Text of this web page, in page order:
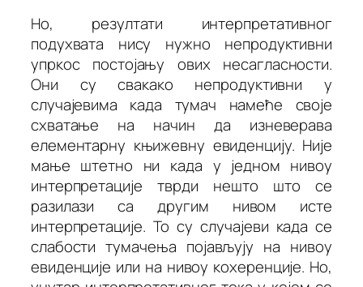
Но, резултати интерпретативног
подухвата нису нужно непродуктивни
упркос постојању ових несагласности.
Они су свакако непродуктивни у
случајевима када тумач намеће своје
схватање на начин да изневерава
елементарну књижевну евиденцију. Није
мање штетно ни када у једном нивоу
интерпретације тврди нешто што се
разилази са другим нивом исте
интерпретације. То су случајеви када се
слабости тумачења појављују на нивоу
евиденције или на нивоу кохеренције. Но,